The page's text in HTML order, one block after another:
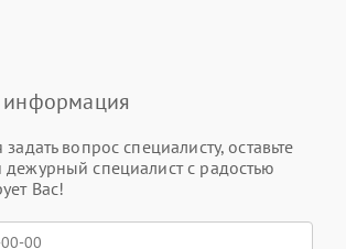
информация
задать вопрос специалисту, оставьте
специалист с радостью
Вас!